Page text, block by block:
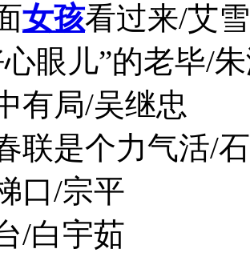
女孩看过来/艾雪
儿”的老毕/朱
局/吴继忠
是个力气活/
/宗平
宇茹